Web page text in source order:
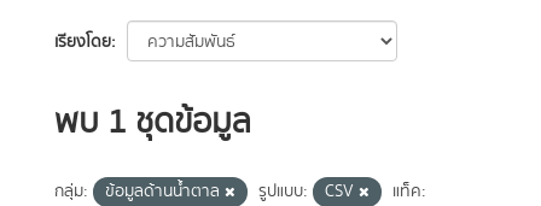
เรียงโดย
พบ 1 ชุดข้อมูล
กลุ่ม: ข้อมูลด้านน้ำตาล รูปแบบ: CSV
แท็ค: